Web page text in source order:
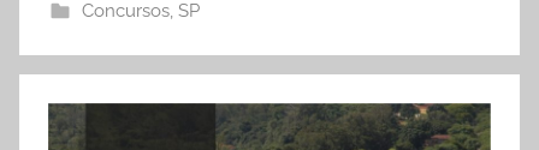
Concursos, SP